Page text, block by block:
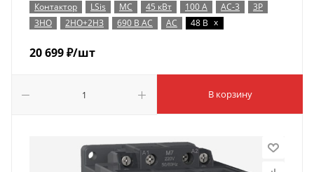
Контактор LSis MC 45 кВт 100 А AC-3
3P
3НО
2НО+2НЗ 690 В AC AC 48 В x
20 699₽/шт
В корзину